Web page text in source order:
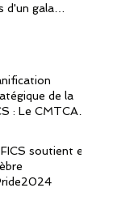
d'un gala
de la
: Le CMTCA
soutient et